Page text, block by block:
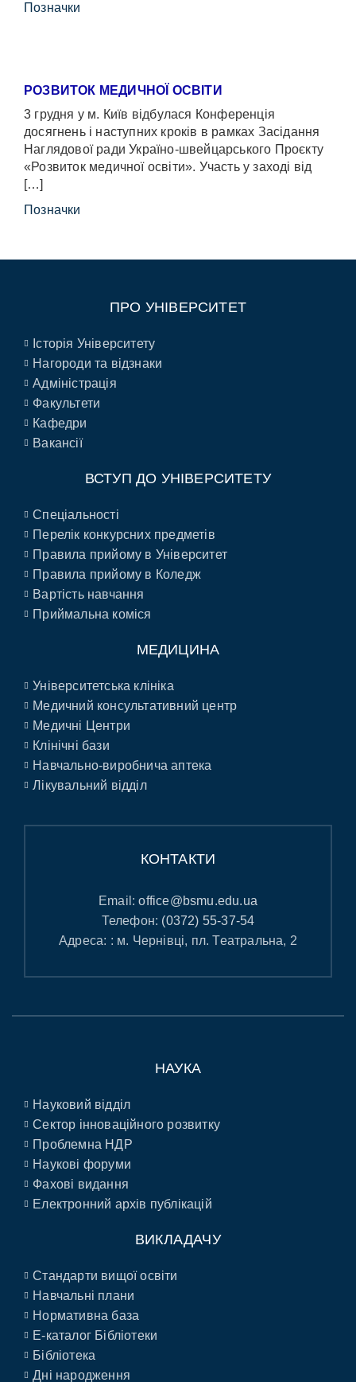
Позначки
РОЗВИТОК МЕДИЧНОЇ ОСВІТИ
3 грудня у м. Київ відбулася Конференція
досягнень і наступних кроків в рамках Засідання
Наглядової ради Україно-швейцарського Проєкту
«Розвиток медичної освіти». Участь у заході від
[…]
Позначки
ПРО УНІВЕРСИТЕТ
Історія Університету
Нагороди та відзнаки
Адміністрація
Факультети
Кафедри
Вакансії
ВСТУП ДО УНІВЕРСИТЕТУ
Спеціальності
Перелік конкурсних предметів
Правила прийому в Університет
Правила прийому в Коледж
Вартість навчання
Приймальна коміся
МЕДИЦИНА
Університетська клініка
Медичний консультативний центр
Медичні Центри
Клінічні бази
Навчально-виробнича аптека
Лікувальний відділ
КОНТАКТИ
Email:office@bsmu.edu.ua
Телефон: (0372) 55-37-54
Адреса: : м. Чернівці, пл. Театральна, 2
НАУКА
Науковий відділ
Сектор інноваційного розвитку
Проблемна НДР
Наукові форуми
Фахові видання
Електронний архів публікацій
ВИКЛАДАЧУ
Стандарти вищої освіти
Навчальні плани
Нормативна база
E-каталог Бібліотеки
Бібліотека
Дні народження